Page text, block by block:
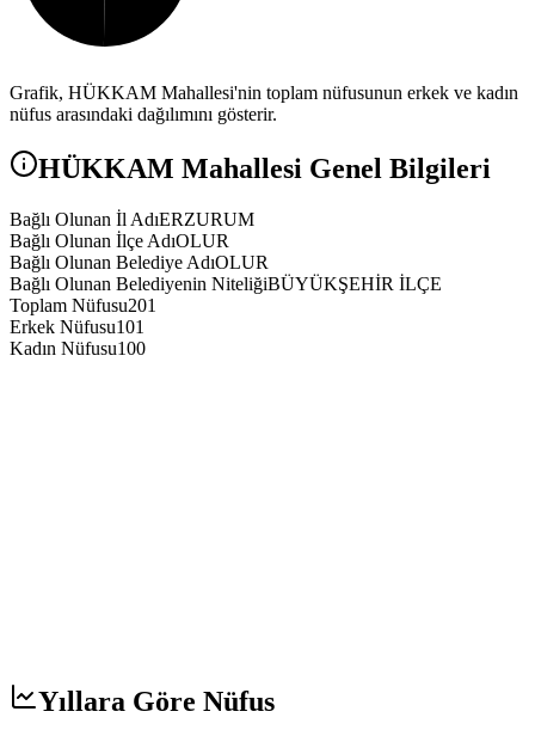
Grafik, HÜKKAM Mahallesi'nin toplam nüfusunun erkek ve kadın
nüfus arasındaki dağılımını gösterir.
HÜKKAM Mahallesi Genel Bilgileri
Bağlı Olunan İl AdıERZURUM
Bağlı Olunan İlçe AdıOLUR
Bağlı Olunan Belediye AdıOLUR
Bağlı Olunan Belediyenin NiteliğiBÜYÜKŞEHİR İLÇE
Toplam Nüfusu201
Erkek Nüfusu101
Kadın Nüfusu100
Yıllara Göre Nüfus